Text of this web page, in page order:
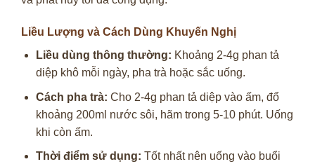
Liều Lượng và Cách Dùng Khuyến Nghị
Liều dùng thông thường: Khoảng 2-4g phan tả
diệp khô mỗi ngày, pha trà hoặc sắc uống.
Cách pha trà: Cho 2-4g phan tả diệp vào ấm, đổ
khoảng 200ml nước sôi, hãm trong 5-10 phút. Uống
khi còn ấm.
Thời điểm sử dụng: Tốt nhất nên uống vào buổi